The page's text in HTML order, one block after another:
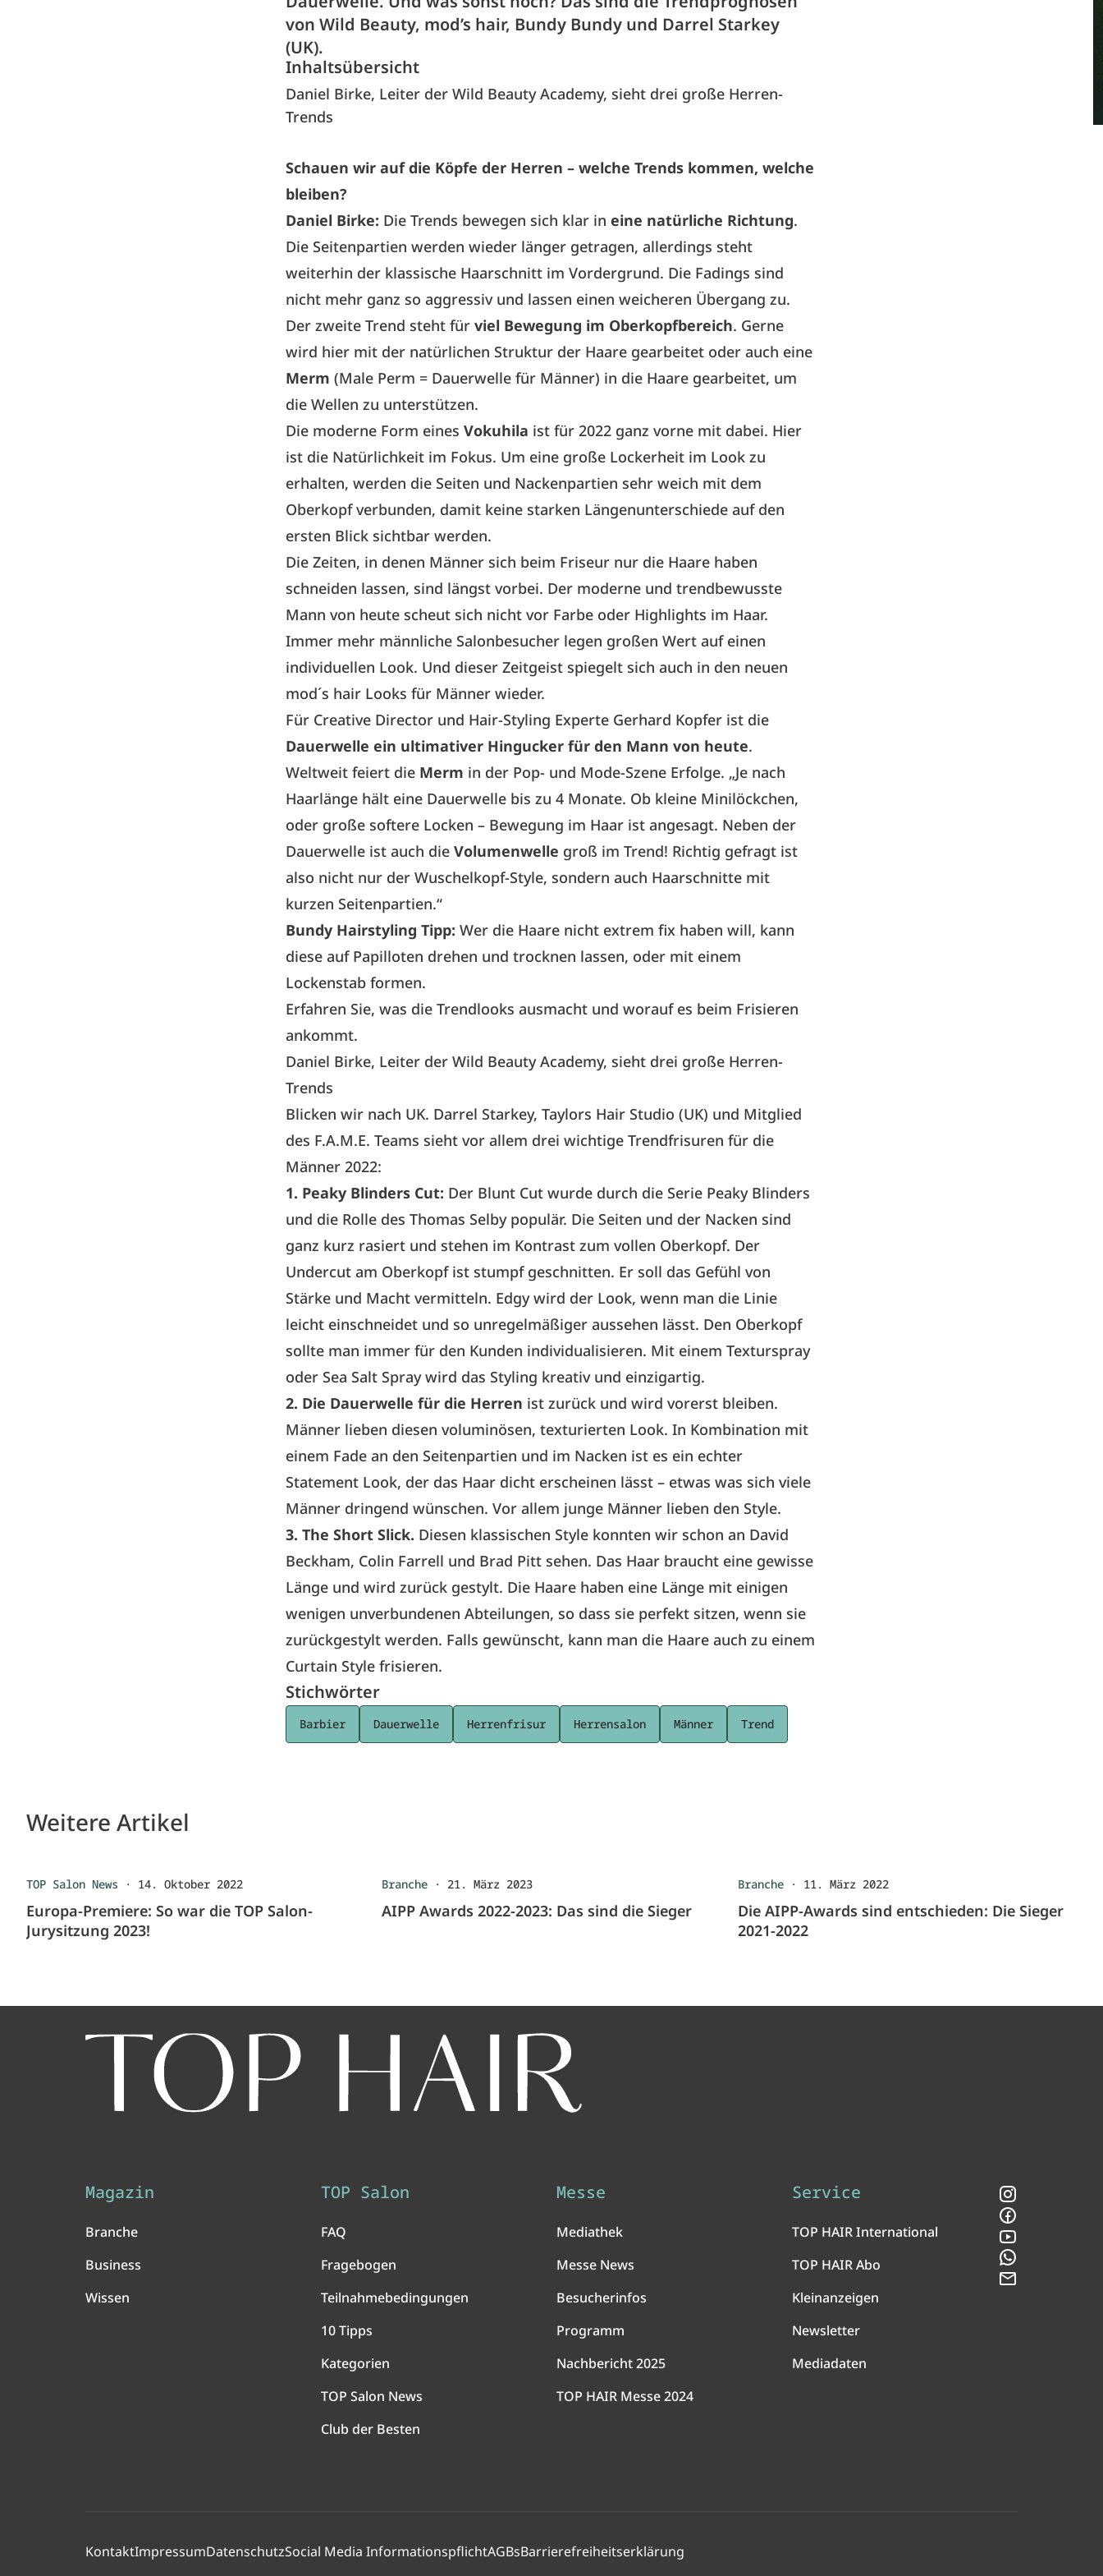
von Wild Beauty, mod’s hair, Bundy Bundy und Darrel Starkey
(UK).
Inhaltsübersicht
Daniel Birke, Leiter der Wild Beauty Academy, sieht drei große Herren-
Trends
Schauen wir auf die Köpfe der Herren – welche Trends kommen, welche
bleiben?
Daniel Birke: Die Trends bewegen sich klar in eine natürliche Richtung.
Die Seitenpartien werden wieder länger getragen, allerdings steht
weiterhin der klassische Haarschnitt im Vordergrund. Die Fadings sind
nicht mehr ganz so aggressiv und lassen einen weicheren Übergang zu.
Der zweite Trend steht für viel Bewegung im Oberkopfbereich. Gerne
wird hier mit der natürlichen Struktur der Haare gearbeitet oder auch eine
Merm (Male Perm = Dauerwelle für Männer) in die Haare gearbeitet, um
die Wellen zu unterstützen.
Die moderne Form eines Vokuhila ist für 2022 ganz vorne mit dabei. Hier
ist die Natürlichkeit im Fokus. Um eine große Lockerheit im Look zu
erhalten, werden die Seiten und Nackenpartien sehr weich mit dem
Oberkopf verbunden, damit keine starken Längenunterschiede auf den
ersten Blick sichtbar werden.
Die Zeiten, in denen Männer sich beim Friseur nur die Haare haben
schneiden lassen, sind längst vorbei. Der moderne und trendbewusste
Mann von heute scheut sich nicht vor Farbe oder Highlights im Haar.
Immer mehr männliche Salonbesucher legen großen Wert auf einen
individuellen Look. Und dieser Zeitgeist spiegelt sich auch in den neuen
mod´s hair Looks für Männer wieder.
Für Creative Director und Hair-Styling Experte Gerhard Kopfer ist die
Dauerwelle ein ultimativer Hingucker für den Mann von heute.
Weltweit feiert die Merm in der Pop- und Mode-Szene Erfolge. „Je nach
Haarlänge hält eine Dauerwelle bis zu 4 Monate. Ob kleine Minilöckchen,
oder große softere Locken – Bewegung im Haar ist angesagt. Neben der
Dauerwelle ist auch die Volumenwelle groß im Trend! Richtig gefragt ist
also nicht nur der Wuschelkopf-Style, sondern auch Haarschnitte mit
kurzen Seitenpartien.“
Bundy Hairstyling Tipp: Wer die Haare nicht extrem fix haben will, kann
diese auf Papilloten drehen und trocknen lassen, oder mit einem
Lockenstab formen.
Erfahren Sie, was die Trendlooks ausmacht und worauf es beim Frisieren
ankommt.
Daniel Birke, Leiter der Wild Beauty Academy, sieht drei große Herren-
Trends
Blicken wir nach UK. Darrel Starkey, Taylors Hair Studio (UK) und Mitglied
des F.A.M.E. Teams sieht vor allem drei wichtige Trendfrisuren für die
Männer 2022:
1. Peaky Blinders Cut: Der Blunt Cut wurde durch die Serie Peaky Blinders
und die Rolle des Thomas Selby populär. Die Seiten und der Nacken sind
ganz kurz rasiert und stehen im Kontrast zum vollen Oberkopf. Der
Undercut am Oberkopf ist stumpf geschnitten. Er soll das Gefühl von
Stärke und Macht vermitteln. Edgy wird der Look, wenn man die Linie
leicht einschneidet und so unregelmäßiger aussehen lässt. Den Oberkopf
sollte man immer für den Kunden individualisieren. Mit einem Texturspray
oder Sea Salt Spray wird das Styling kreativ und einzigartig.
2. Die Dauerwelle für die Herren ist zurück und wird vorerst bleiben.
Männer lieben diesen voluminösen, texturierten Look. In Kombination mit
einem Fade an den Seitenpartien und im Nacken ist es ein echter
Statement Look, der das Haar dicht erscheinen lässt – etwas was sich viele
Männer dringend wünschen. Vor allem junge Männer lieben den Style.
3. The Short Slick. Diesen klassischen Style konnten wir schon an David
Beckham, Colin Farrell und Brad Pitt sehen. Das Haar braucht eine gewisse
Länge und wird zurück gestylt. Die Haare haben eine Länge mit einigen
wenigen unverbundenen Abteilungen, so dass sie perfekt sitzen, wenn sie
zurückgestylt werden. Falls gewünscht, kann man die Haare auch zu einem
Curtain Style frisieren.
Stichwörter
Barbier Dauerwelle Herrenfrisur Herrensalon Männer Trend
Weitere Artikel
TOP Salon News · 14. Oktober 2022
Europa-Premiere: So war die TOP Salon-
Jurysitzung 2023!
Branche · 21. März 2023
AIPP Awards 2022-2023: Das sind die Sieger
Branche· 11. März 2022
Die AIPP-Awards sind entschieden: Die Sieger
2021-2022
Magazin
Branche
Business
Wissen
TOP Salon
FAQ
Fragebogen
Teilnahmebedingungen
10 Tipps
Kategorien
TOP Salon News
Club der Besten
Messe
Mediathek
Messe News
Besucherinfos
Programm
Nachbericht 2025
TOP HAIR Messe 2024
Service
TOP HAIR International
TOP HAIR Abo
Kleinanzeigen
Newsletter
Mediadaten
KontaktImpressumDatenschutzSocial Media InformationspflichtAGBsBarrierefreiheitserklärung